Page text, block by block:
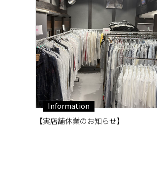
Information
【実店舗休業のお知らせ】